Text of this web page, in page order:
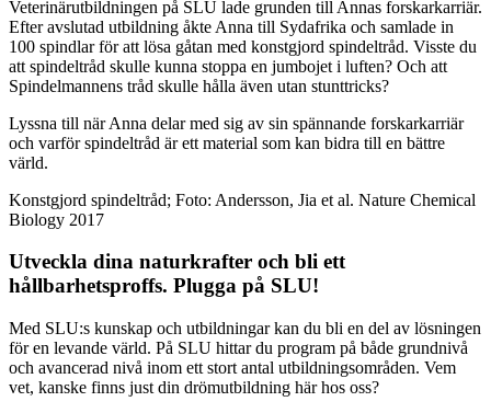
Veterinärutbildningen på SLU lade grunden till Annas forskarkarriär.
Efter avslutad utbildning åkte Anna till Sydafrika och samlade in
100 spindlar för att lösa gåtan med konstgjord spindeltråd. Visste du
att spindeltråd skulle kunna stoppa en jumbojet i luften? Och att
Spindelmannens tråd skulle hålla även utan stunttricks?
Lyssna till när Anna delar med sig av sin spännande forskarkarriär
och varför spindeltråd är ett material som kan bidra till en bättre
värld.
Konstgjord spindeltråd; Foto: Andersson, Jia et al. Nature Chemical
Biology 2017
Utveckla dina naturkrafter och bli ett
hållbarhetsproffs. Plugga på SLU!
Med SLU:s kunskap och utbildningar kan du bli en del av lösningen
för en levande värld. På SLU hittar du program på både grundnivå
och avancerad nivå inom ett stort antal utbildningsområden. Vem
vet, kanske finns just din drömutbildning här hos oss?